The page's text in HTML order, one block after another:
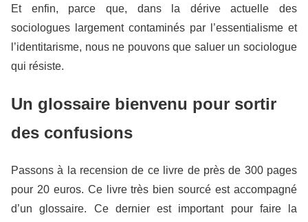
Et enfin, parce que, dans la dérive actuelle des
sociologues largement contaminés par l’essentialisme et
l’identitarisme, nous ne pouvons que saluer un sociologue
qui résiste.
Un glossaire bienvenu pour sortir
des confusions
Passons à la recension de ce livre de près de 300 pages
pour 20 euros. Ce livre très bien sourcé est accompagné
d’un glossaire. Ce dernier est important pour faire la